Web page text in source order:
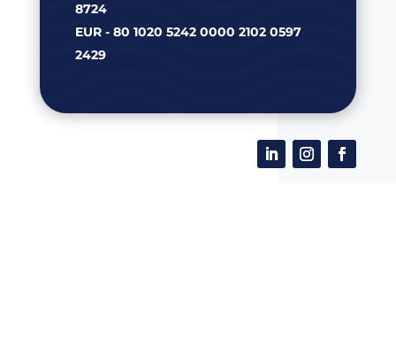
8724
EUR - 80 1020 5242 0000 2102 0597
2429